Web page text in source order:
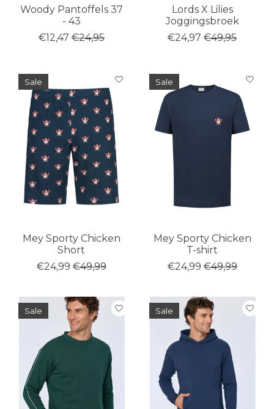
Woody Pantoffels 37
- 43
€12,47 €24,95
Lords X Lilies
Joggingsbroek
€24,97 €49,95
Sale
Mey Sporty Chicken
Short
€24,99 €49,99
Sale
Mey Sporty Chicken
T-shirt
€24,99 €49,99
Sale Sale